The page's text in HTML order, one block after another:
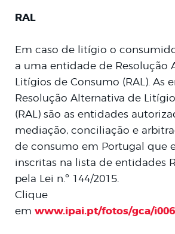
RAL
Em caso de litígio o
a uma entidade de Resolução
Litígios de Consumo (RAL). As
Resolução Alternativa de
(RAL) são as entidades
mediação, conciliação e
de consumo em Portugal que
inscritas na lista de entidades
pela Lei n.º 144/2015.
Clique
em www.ipai.pt/fotos/gca/